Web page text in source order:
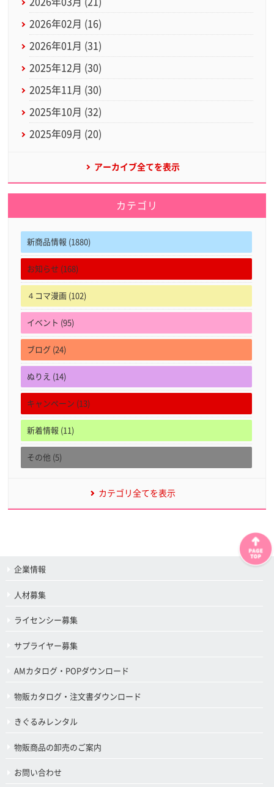
2026年03月 (21)
2026年02月 (16)
2026年01月 (31)
2025年12月 (30)
2025年11月 (30)
2025年10月 (32)
2025年09月 (20)
アーカイブ全てを表示
カテゴリ
新商品情報 (1880)
お知らせ (168)
４コマ漫画 (102)
イベント (95)
ブログ (24)
ぬりえ (14)
キャンペーン (13)
新着情報 (11)
その他 (5)
カテゴリ全てを表示
企業情報
人材募集
ライセンシー募集
サプライヤー募集
AMカタログ・POPダウンロード
物販カタログ・注文書ダウンロード
きぐるみレンタル
物販商品の卸売のご案内
お問い合わせ